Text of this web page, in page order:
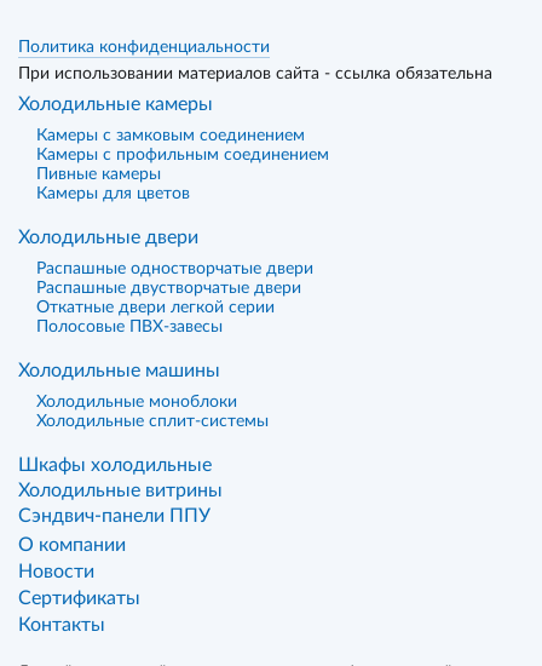
Политика конфиденциальности
При использовании материалов сайта - ссылка обязательна
Холодильные камеры
Камеры с замковым соединением
Камеры с профильным соединением
Пивные камеры
Камеры для цветов
Холодильные двери
Распашные одностворчатые двери
Распашные двустворчатые двери
Откатные двери легкой серии
Полосовые ПВХ-завесы
Холодильные машины
Холодильные моноблоки
Холодильные сплит-системы
Шкафы холодильные
Холодильные витрины
Сэндвич-панели ППУ
О компании
Новости
Сертификаты
Контакты